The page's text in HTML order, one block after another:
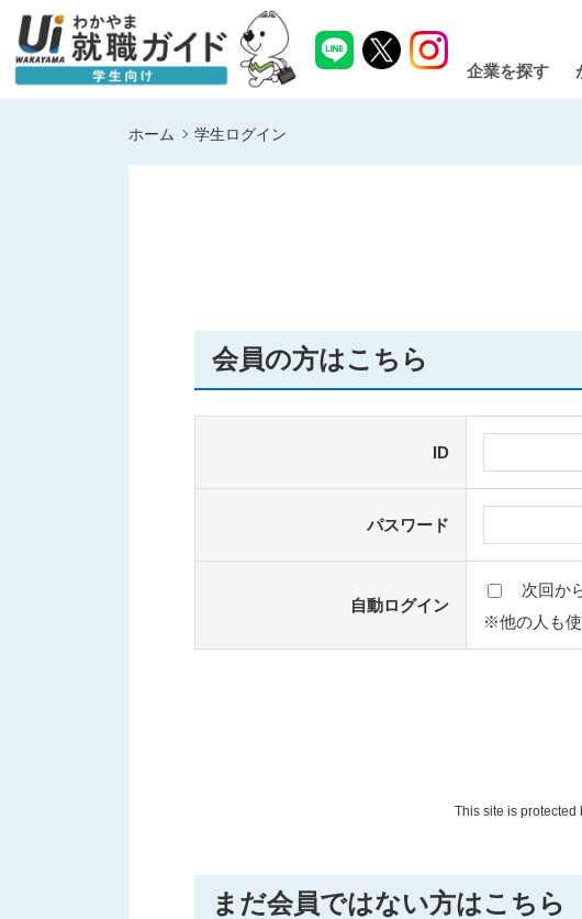
企業を探す
ホーム 学生ログイン
会員の方はこちら
ID
パスワード
自動ログイン
次回か
※他の人も使
This site is protected
まだ会員ではない方はこちら